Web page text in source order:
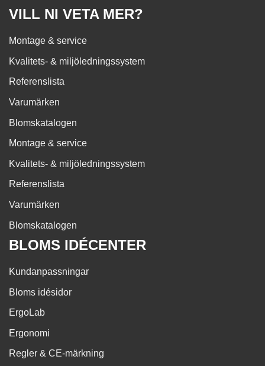
VILL NI VETA MER?
Montage & service
Kvalitets- & miljöledningssystem
Referenslista
Varumärken
Blomskatalogen
Montage & service
Kvalitets- & miljöledningssystem
Referenslista
Varumärken
Blomskatalogen
BLOMS IDÉCENTER
Kundanpassningar
Bloms idésidor
ErgoLab
Ergonomi
Regler & CE-märkning